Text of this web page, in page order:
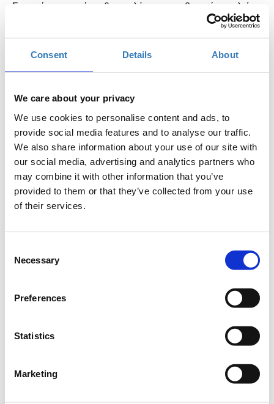
Consent Details About
We care about your privacy
We use cookies to personalise content and ads, to
provide social media features and to analyse our traffic.
We also share information about your use of our site with
our social media, advertising and analytics partners who
may combine it with other information that you’ve
provided to them or that they’ve collected from your use
of their services.
Selection
Necessary
Preferences
Statistics
Marketing
Σε αυτό το σεμινάριο θα αναλύσουμε τα βασικά εργαλεία
της Javascript, τη δομή και τις ιδιαιτερότητές της, με
ιδιαίτερη αναφορά στα σύγχρονα χαρακτηριστικά της
δημοφιλούς γλώσσας.
Απευθύνεται σε άτομα με μικρή ή καθόλου εμπειρία στη
εργασίας ως intern/senior developers ή που
ενδιαφέρονται να δημιουργήσουν τη δική τους ιστοσελίδα
για την προώθηση των επαγγελματικών τους επιδιώξεων.
Προαπαιτούμενα
Πολύ καλή εξοικείωση με HTML & CSS
ή παρακολούθηση του σεμιναρίου "HTML5/CSS3 for
Beginners. An Introduction to Front-end web
- Εισαγωγή στη JavaScript (τι είναι, που χρησιμοποιείται,
- Variables (var, let, const) // Basic Data types (Strings,
- Loops (for/while) // Conditional execution